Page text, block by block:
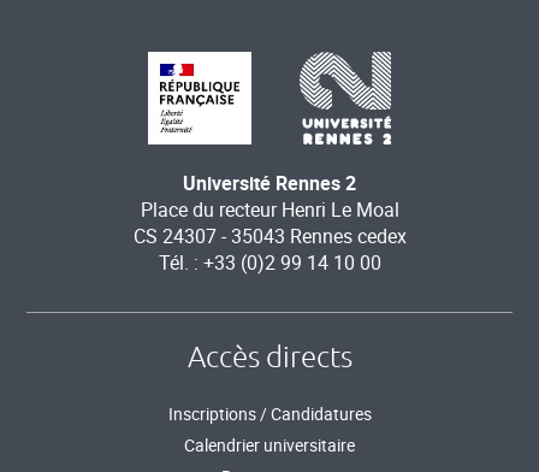
Université Rennes 2
Place du recteur Henri Le Moal
CS 24307 - 35043 Rennes cedex
Tél. : +33 (0)2 99 14 10 00
Accès directs
Inscriptions / Candidatures
Calendrier universitaire